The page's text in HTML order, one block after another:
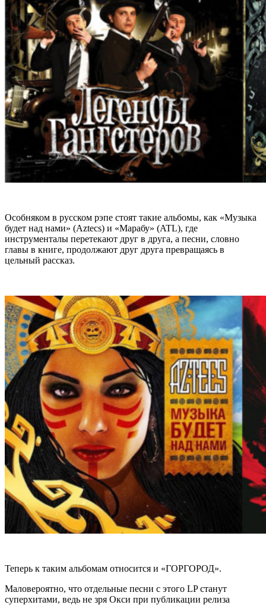
Особняком в русском рэпе стоят такие альбомы, как «Музыка
будет над нами» (Aztecs) и «Марабу» (ATL), где
инструменталы перетекают друг в друга, а песни, словно
главы в книге, продолжают друг друга превращаясь в
цельный рассказ.
Теперь к таким альбомам относится и «ГОРГОРОД».
Маловероятно, что отдельные песни с этого LP станут
суперхитами, ведь не зря Окси при публикации релиза